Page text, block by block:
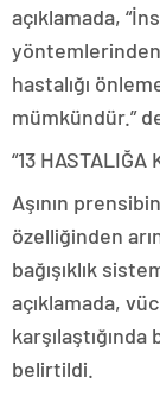
açıklamada,
yöntemlerinden
hastalığı
mümkündür.”
“13 HASTALIĞA
Aşının
özelliğinden
bağışıklık
açıklamada,
karşılaştığında
belirtildi.